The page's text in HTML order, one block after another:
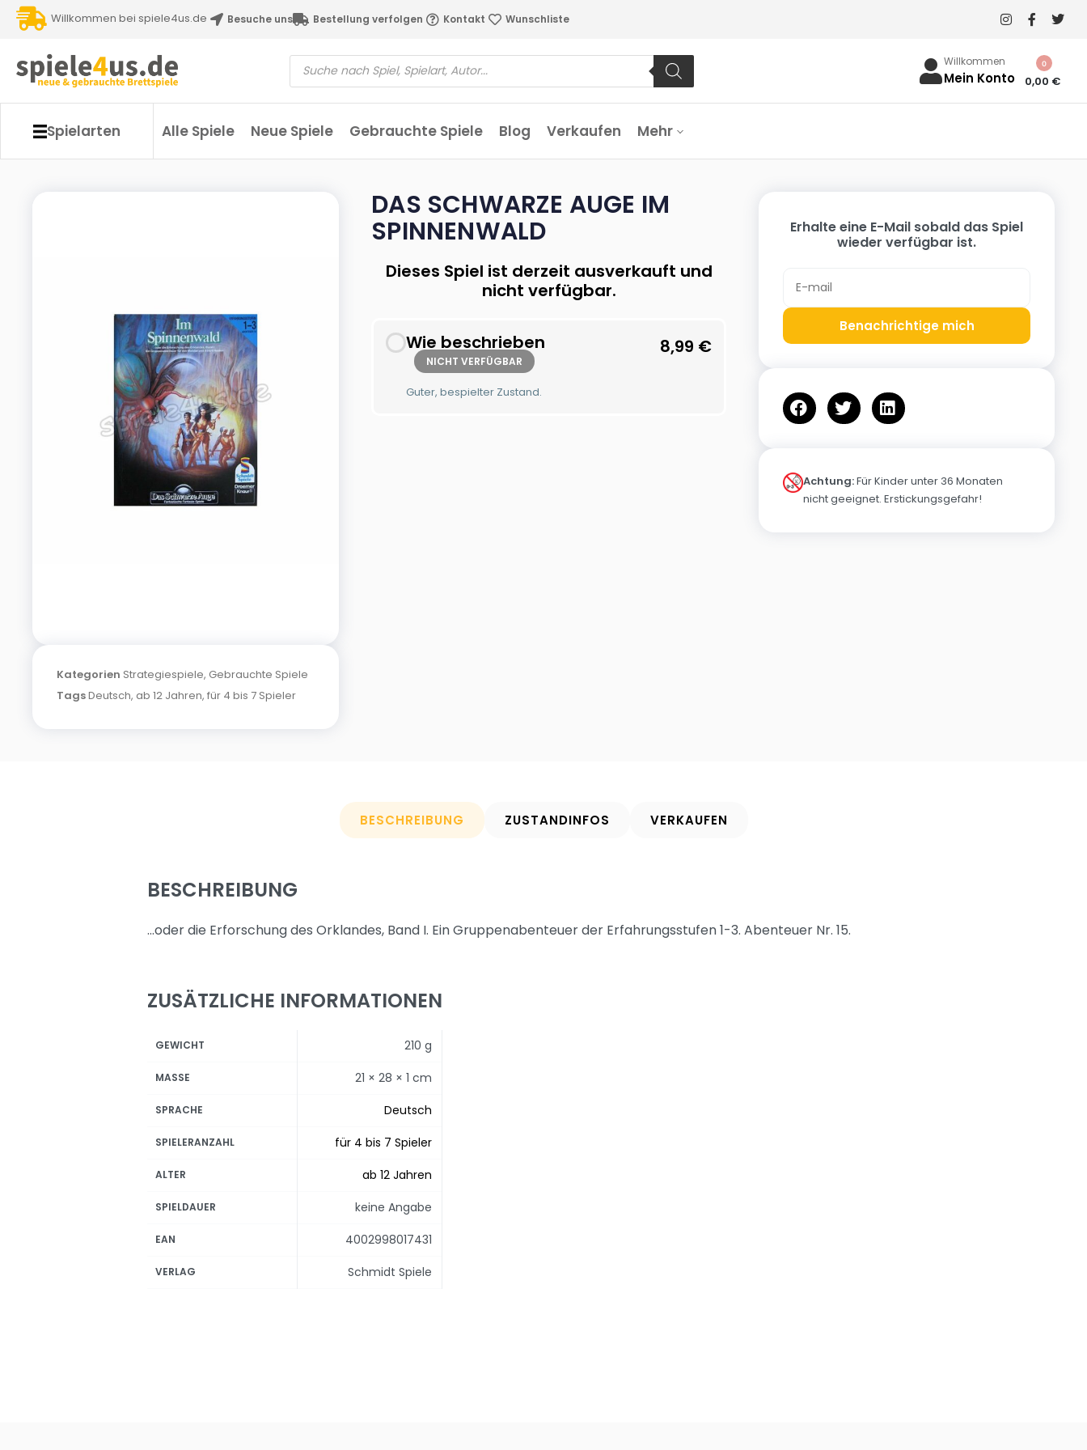
Willkommen bei spiele4us.de Besuche uns Bestellung verfolgen Kontakt Wunschliste
Willkommen
Mein Konto 0,00 €
0
Spielarten Alle Spiele Neue Spiele Gebrauchte Spiele Blog Verkaufen Mehr
Kategorien Strategiespiele, Gebrauchte Spiele
TagsDeutsch, ab 12 Jahren, für 4 bis 7 Spieler
DAS SCHWARZE AUGE IM
SPINNENWALD
Dieses Spiel ist derzeit ausverkauft und
nicht verfügbar.
Wie beschrieben
NICHT VERFÜGBAR
Guter, bespielter Zustand.
8,99 €
Erhalte eine E-Mail sobald das Spiel
wieder verfügbar ist.
Benachrichtige mich
Achtung:Für Kinder unter 36 Monaten
nicht geeignet. Erstickungsgefahr!
BESCHREIBUNG ZUSTANDINFOS VERKAUFEN
BESCHREIBUNG
…oder die Erforschung des Orklandes, Band I. Ein Gruppenabenteuer der Erfahrungsstufen 1-3. Abenteuer Nr. 15.
ZUSÄTZLICHE INFORMATIONEN
GEWICHT 210 g
MASSE 21 × 28 × 1 cm
SPRACHE Deutsch
SPIELERANZAHL für 4 bis 7 Spieler
ALTER ab 12 Jahren
SPIELDAUER keine Angabe
EAN 4002998017431
VERLAG Schmidt Spiele